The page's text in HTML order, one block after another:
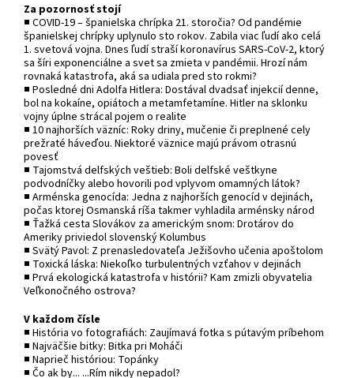
Za pozornosť stojí
■ COVID-19 – španielska chrípka 21. storočia? Od pandémie
španielskej chrípky uplynulo sto rokov. Zabila viac ľudí ako celá
1. svetová vojna. Dnes ľudí straší koronavírus SARS-CoV-2, ktorý
sa šíri exponenciálne a svet sa zmieta v pandémii. Hrozí nám
rovnaká katastrofa, aká sa udiala pred sto rokmi?
■ Posledné dni Adolfa Hitlera: Dostával dvadsať injekcií denne,
bol na kokaíne, opiátoch a metamfetamíne. Hitler na sklonku
vojny úplne strácal pojem o realite
■ 10 najhorších väzníc: Roky driny, mučenie či preplnené cely
prežraté háveďou. Niektoré väznice majú právom otrasnú
povesť
■ Tajomstvá delfských veštieb: Boli delfské veštkyne
podvodníčky alebo hovorili pod vplyvom omamných látok?
■ Arménska genocída: Jedna z najhorších genocíd v dejinách,
počas ktorej Osmanská ríša takmer vyhladila arménsky národ
■ Ťažká cesta Slovákov za americkým snom: Drotárov do
Ameriky priviedol slovenský Kolumbus
■ Svätý Pavol: Z prenasledovateľa Ježišovho učenia apoštolom
■ Toxická láska: Niekoľko turbulentných vzťahov v dejinách
■ Prvá ekologická katastrofa v histórii? Kam zmizli obyvatelia
Veľkonočného ostrova?
V každom čísle
■ História vo fotografiách: Zaujímavá fotka s pútavým príbehom
■ Najväčšie bitky: Bitka pri Moháči
■ Naprieč históriou: Topánky
■ Čo ak by... ...Rím nikdy nepadol?